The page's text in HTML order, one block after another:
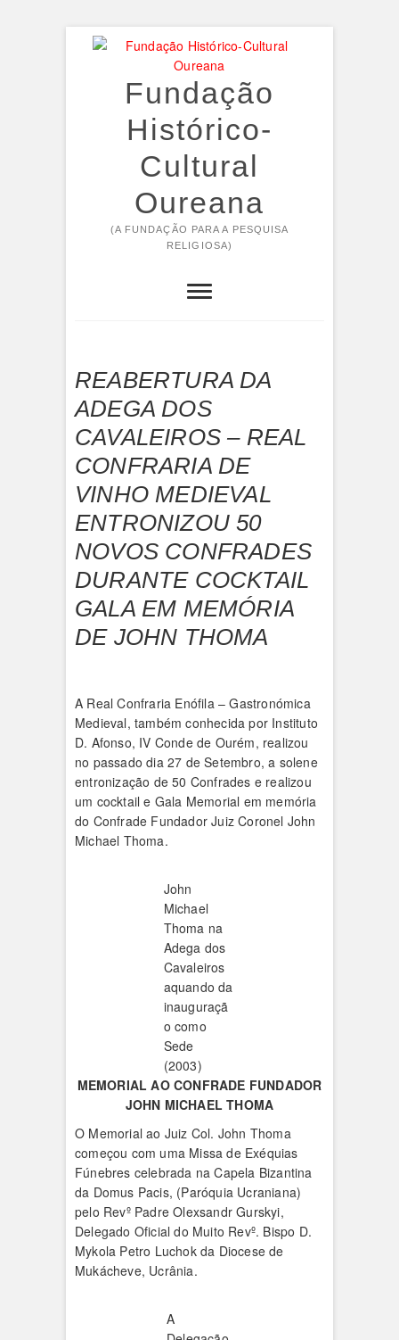
Fundação
Histórico-
Cultural
Oureana
(A FUNDAÇÃO PARA A PESQUISA
RELIGIOSA)
REABERTURA DA
ADEGA DOS
CAVALEIROS – REAL
CONFRARIA DE
VINHO MEDIEVAL
ENTRONIZOU 50
NOVOS CONFRADES
DURANTE COCKTAIL
GALA EM MEMÓRIA
DE JOHN THOMA
A Real Confraria Enófila – Gastronómica
Medieval, também conhecida por Instituto
D. Afonso, IV Conde de Ourém, realizou
no passado dia 27 de Setembro, a solene
entronização de 50 Confrades e realizou
um cocktail e Gala Memorial em memória
do Confrade Fundador Juiz Coronel John
Michael Thoma.
John
Michael
Thoma na
Adega dos
Cavaleiros
aquando da
inauguraçã
o como
Sede
(2003)
MEMORIAL AO CONFRADE FUNDADOR
JOHN MICHAEL THOMA
O Memorial ao Juiz Col. John Thoma
começou com uma Missa de Exéquias
Fúnebres celebrada na Capela Bizantina
da Domus Pacis, (Paróquia Ucraniana)
pelo Revº Padre Olexsandr Gurskyi,
Delegado Oficial do Muito Revº. Bispo D.
Mykola Petro Luchok da Diocese de
Mukácheve, Ucrânia.
A